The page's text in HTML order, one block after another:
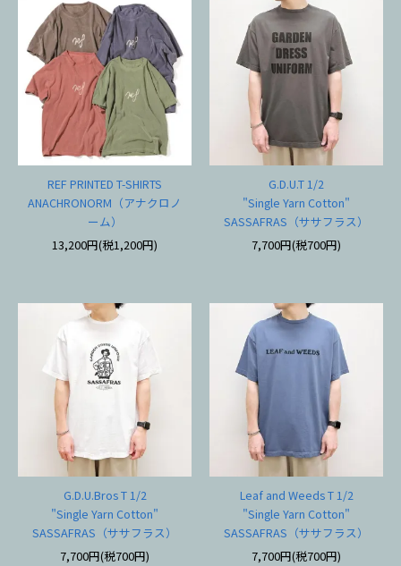
REF PRINTED T-SHIRTS
ANACHRONORM（アナクロノ
ーム）
13,200円(税1,200円)
G.D.U.T 1/2
"Single Yarn Cotton"
SASSAFRAS（ササフラス）
7,700円(税700円)
G.D.U.Bros T 1/2
"Single Yarn Cotton"
SASSAFRAS（ササフラス）
7,700円(税700円)
Leaf and Weeds T 1/2
"Single Yarn Cotton"
SASSAFRAS（ササフラス）
7,700円(税700円)